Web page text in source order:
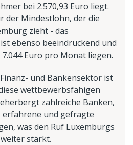
bei 2.570,93 Euro liegt.
der Mindestlohn, der die
zieht - das
ebenso beeindruckend und
Euro pro Monat liegen.
und Bankensektor ist
wettbewerbsfähigen
zahlreiche Banken,
erfahrene und gefragte
was den Ruf Luxemburgs
stärkt.